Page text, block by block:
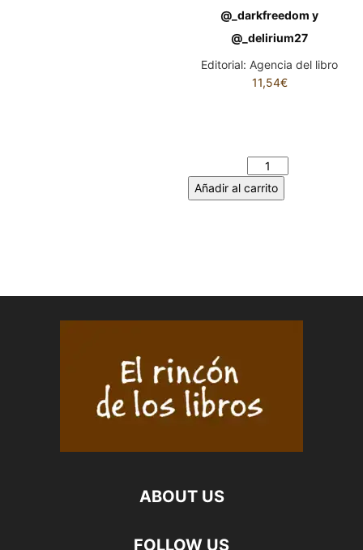
@_darkfreedom y
@_delirium27
Editorial: Agencia del libro
11,54€
Añadir al carrito
ABOUT US
FOLLOW US